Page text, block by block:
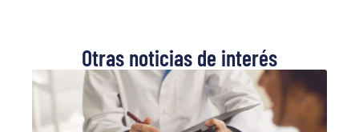
Otras noticias de interés